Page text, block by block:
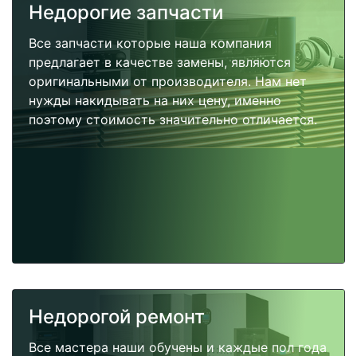
Недорогие запчасти
Все запчасти которые наша компания
предлагает в качестве замены, являются
оригинальными от производителя. Нам нет
нужды накидывать на них цену, именно
поэтому стоимость значительно отличается.
Недорогой ремонт
Все мастера наши обучены и каждые пол года